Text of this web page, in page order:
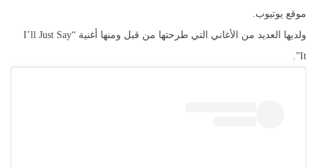
موقع يوتيوب.
ولديها العديد من الأغاني التي طرحتها من قبل ومنها أغنية “I’ll Just Say
It”.